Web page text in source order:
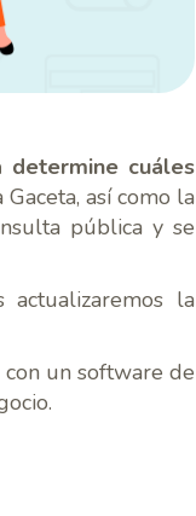
cuáles
así como la
pública y se
la
un software de